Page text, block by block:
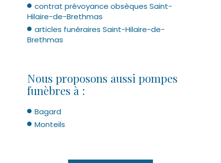
contrat prévoyance obsèques Saint-
Hilaire-de-Brethmas
articles funéraires Saint-Hilaire-de-
Brethmas
Nous proposons aussi pompes
funèbres à :
Bagard
Monteils